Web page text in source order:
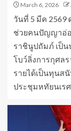
March 6, 2026
วันที่ 5 มีค
ช่วยคนปัญญาอ่อ
ราชินูปถัมภ์ เป็
โบว์ลิ่งการกุศลร
รายได้เป็นทุนส
ประชุมหทัยนเรศ